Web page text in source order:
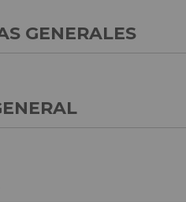
GENERALES